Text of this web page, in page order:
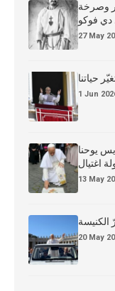
وصرخة
فوكو
27 May
حياتنا
1 Jun
يوحنا
اغتيال
13 May
الكنيسة
20 May